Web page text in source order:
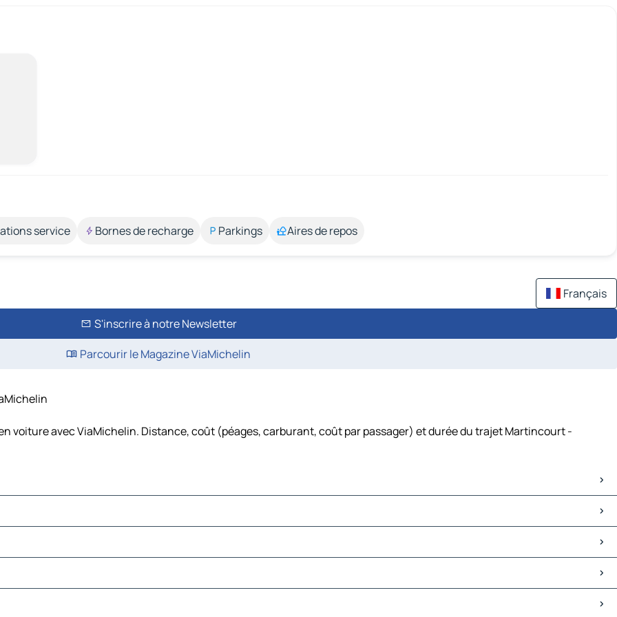
service Bornes de recharge Parkings Aires de repos
Français
S'inscrire à notre Newsletter
Parcourir le Magazine ViaMichelin
voiture avec ViaMichelin. Distance, coût (péages, carburant, coût par passager) et durée du trajet Martincourt -